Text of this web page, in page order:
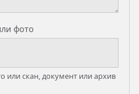
фото
или скан, документ или архив